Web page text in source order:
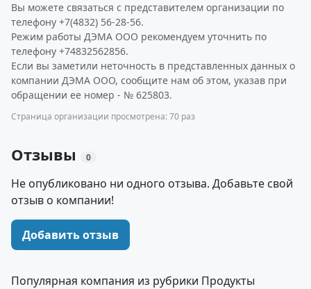
Вы можете связаться с представителем организации по
телефону +7(4832) 56-28-56.
Режим работы ДЭМА ООО рекомендуем уточнить по
телефону +74832562856.
Если вы заметили неточность в представленных данных о
компании ДЭМА ООО, сообщите нам об этом, указав при
обращении ее номер - № 625803.
Страница организации просмотрена: 70 раз
Отзывы 0
Не опубликовано ни одного отзыва. Добавьте свой
отзыв о компании!
Добавить отзыв
Популярная компания из рубрики Продукты